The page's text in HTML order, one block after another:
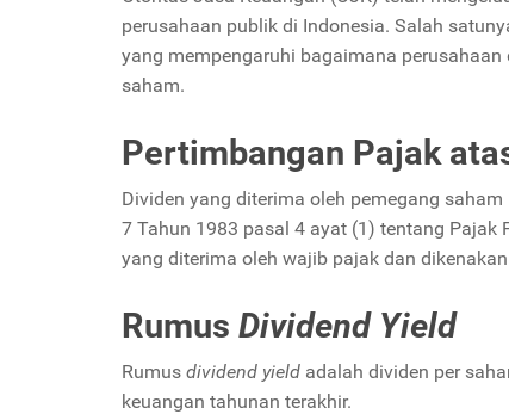
perusahaan publik di Indonesia. Salah
yang mempengaruhi bagaimana
saham.
Pertimbangan Pajak
Dividen yang diterima oleh pemegang
7 Tahun 1983 pasal 4 ayat (1) tentang
yang diterima oleh wajib pajak dan
Rumus Dividend Yield
Rumus dividend yield adalah dividen per
keuangan tahunan terakhir.